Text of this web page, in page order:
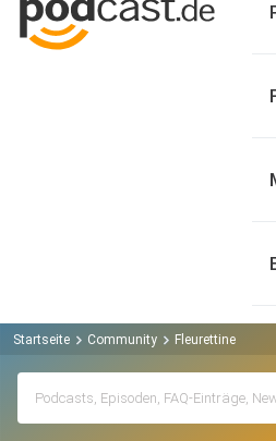
Startseite Community Fleurettine